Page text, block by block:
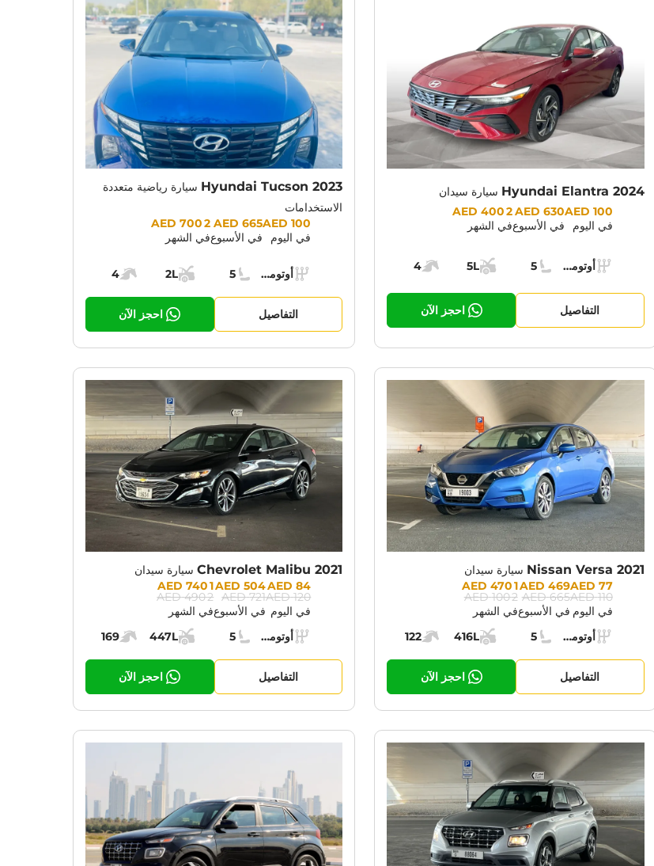
Hyundai Elantra 2024 سيارة سيدان
Prices:
100 AED
في اليوم
630 AED
في الأسبوع
2 400 AED
في الشهر
Specs:ناقل الحركة:
أوتوماتيك (AT)
مقاعد:
5
مساحة الشحن:
5L
قوة المحرك:
4
التفاصيل احجز الآن
Hyundai Tucson 2023 سيارة رياضية متعددة
الاستخدامات
Prices:
100 AED
في اليوم
665 AED
في الأسبوع
2 700 AED
في الشهر
Specs:ناقل الحركة:
أوتوماتيك (AT)
مقاعد:
5
مساحة الشحن:
2L
قوة المحرك:
4
التفاصيل احجز الآن
Nissan Versa 2021 سيارة سيدان
CURRENT PROMOTION:
Prices:
77 AED
110 AED
في اليوم
469 AED
665 AED
في الأسبوع
1 470 AED
2 100 AED
في الشهر
Specs:ناقل الحركة:
أوتوماتيك (AT)
مقاعد:
5
مساحة الشحن:
416L
قوة المحرك:
122
التفاصيل احجز الآن
Chevrolet Malibu 2021 سيارة سيدان
CURRENT PROMOTION:
Prices:
84 AED
120 AED
في اليوم
504 AED
721 AED
في الأسبوع
1 740 AED
2 490 AED
في الشهر
Specs:ناقل الحركة:
أوتوماتيك (AT)
مقاعد:
5
مساحة الشحن:
447L
قوة المحرك:
169
التفاصيل احجز الآن
CURRENT PROMOTION: